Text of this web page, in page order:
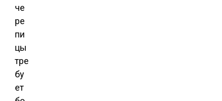
че
ре
пи
цы
тре
бу
ет